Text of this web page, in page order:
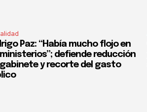
Paz: “Había mucho flojo en
ministerios”; defiende reducción
y recorte del gasto